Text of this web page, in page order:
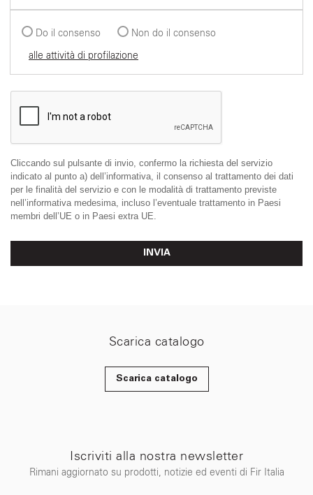
Do il consenso
Non do il consenso
alle attività di profilazione
Cliccando sul pulsante di invio, confermo la richiesta del servizio
indicato al punto a) dell’informativa, il consenso al trattamento dei dati
per le finalità del servizio e con le modalità di trattamento previste
nell’informativa medesima, incluso l’eventuale trattamento in Paesi
membri dell’UE o in Paesi extra UE.
INVIA
Scarica catalogo
Scarica catalogo
Iscriviti alla nostra newsletter
Rimani aggiornato su prodotti, notizie ed eventi di Fir Italia